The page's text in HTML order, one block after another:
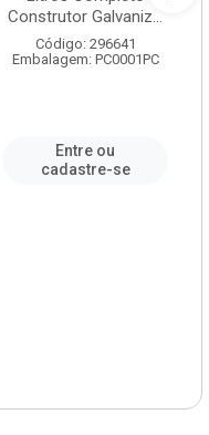
Construtor Galvaniz...
Código: 296641
Embalagem: PC0001PC
Entre ou
cadastre-se